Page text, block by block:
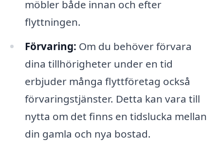
möbler både innan och efter
flyttningen.
Förvaring: Om du behöver förvara
dina tillhörigheter under en tid
erbjuder många flyttföretag också
förvaringstjänster. Detta kan vara till
nytta om det finns en tidslucka mellan
din gamla och nya bostad.